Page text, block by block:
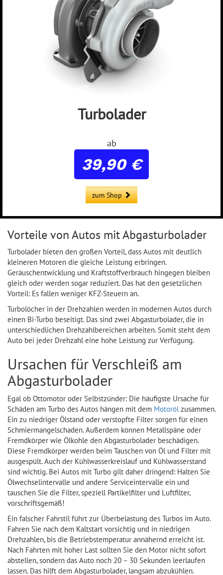
Turbolader
ab
39,90 €
zum Shop
Vorteile von Autos mit Abgasturbolader
Turbolader bieten den großen Vorteil, dass Autos mit deutlich
kleineren Motoren die gleiche Leistung erbringen.
Geräuschentwicklung und Kraftstoffverbrauch hingegen bleiben
gleich oder werden sogar reduziert. Das hat den gesetzlichen
Vorteil: Es fallen weniger KFZ-Steuern an.
Turbolöcher in der Drehzahlen werden in modernen Autos durch
einen Bi-Turbo beseitigt. Das sind zwei Abgasturbolader, die in
unterschiedlichen Drehzahlbereichen arbeiten. Somit steht dem
Auto bei jeder Drehzahl eine hohe Leistung zur Verfügung.
Ursachen für Verschleiß am
Abgasturbolader
Egal ob Ottomotor oder Selbstzünder: Die häufigste Ursache für
Schäden am Turbo des Autos hängen mit dem Motorölzusammen.
Ein zu niedriger Ölstand oder verstopfte Filter sorgen für einen
Schmiermangelschaden. Außerdem können Metallspäne oder
Fremdkörper wie Ölkohle den Abgasturbolader beschädigen.
Diese Fremdkörper werden beim Tauschen von Öl und Filter mit
ausgespült. Auch der Kühlwasserkreislauf und Kühlwasserstand
sind wichtig. Bei Autos mit Turbo gilt daher dringend: Halten Sie
Ölwechselintervalle und andere Serviceintervalle ein und
tauschen Sie die Filter, speziell Partikelfilter und Luftfilter,
vorschriftsgemäß!
Ein falscher Fahrstil führt zur Überbelastung des Turbos im Auto.
Fahren Sie nach dem Kaltstart vorsichtig und in niedrigen
Drehzahlen, bis die Betriebstemperatur annähernd erreicht ist.
Nach Fahrten mit hoher Last sollten Sie den Motor nicht sofort
abstellen, sondern das Auto noch 20 – 30 Sekunden leerlaufen
lassen. Das hilft dem Abgasturbolader, langsam abzukühlen.